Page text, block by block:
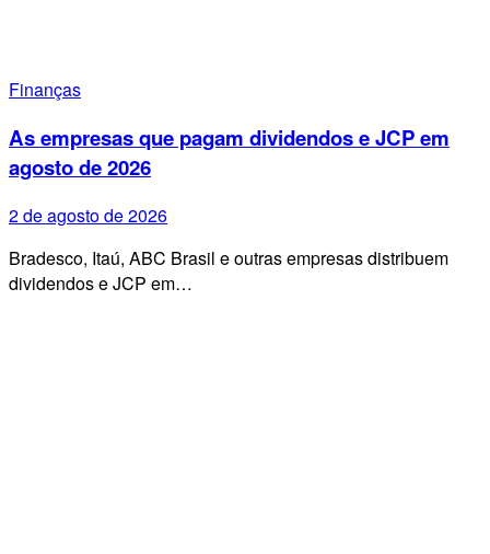
Finanças
As empresas que pagam dividendos e JCP em
agosto de 2026
2 de agosto de 2026
Bradesco, Itaú, ABC Brasil e outras empresas distribuem
dividendos e JCP em…